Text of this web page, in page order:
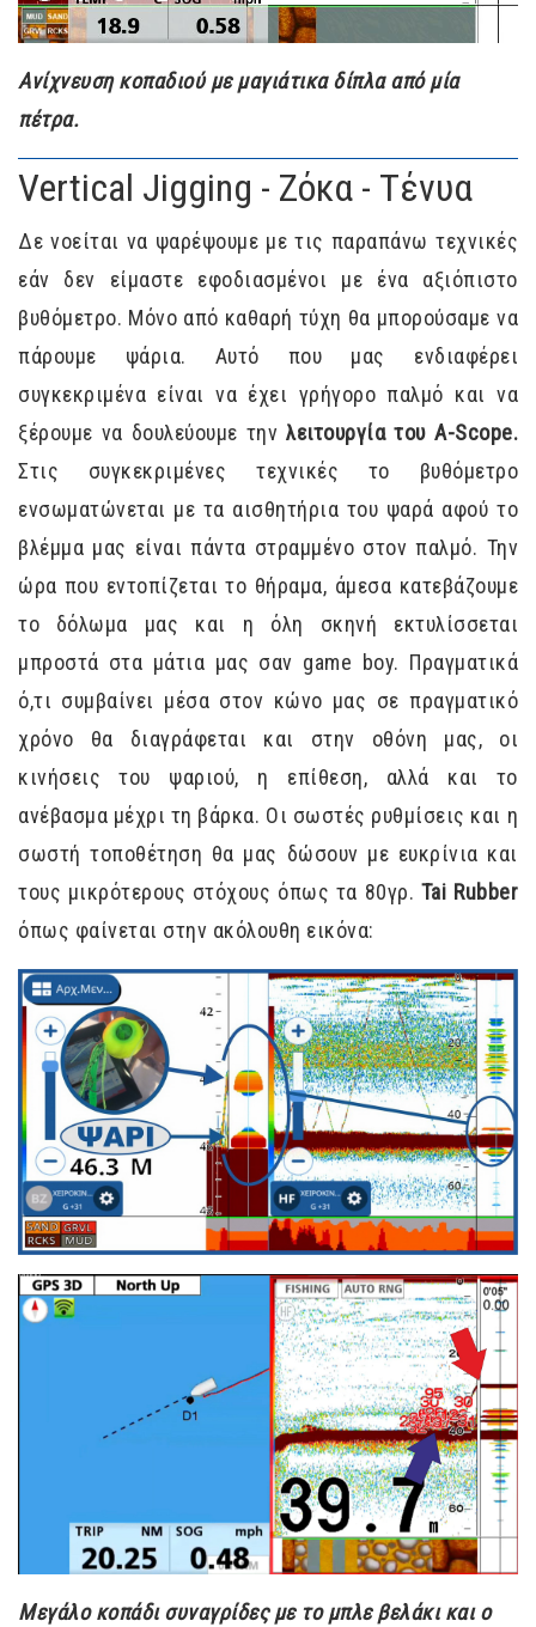
Ανίχνευση κοπαδιού με μαγιάτικα δίπλα από μία
πέτρα.
Vertical Jigging - Ζόκα - Τένυα
Δε νοείται να ψαρέψουμε με τις παραπάνω τεχνικές
εάν δεν είμαστε εφοδιασμένοι με ένα αξιόπιστο
βυθόμετρο. Μόνο από καθαρή τύχη θα μπορούσαμε να
πάρουμε ψάρια. Αυτό που μας ενδιαφέρει
συγκεκριμένα είναι να έχει γρήγορο παλμό και να
ξέρουμε να δουλεύουμε τηνλειτουργία του A-Scope.
Στις συγκεκριμένες τεχνικές το βυθόμετρο
ενσωματώνεται με τα αισθητήρια του ψαρά αφού το
βλέμμα μας είναι πάντα στραμμένο στον παλμό. Την
ώρα που εντοπίζεται το θήραμα, άμεσα κατεβάζουμε
το δόλωμα μας και η όλη σκηνή εκτυλίσσεται
μπροστά στα μάτια μας σαν game boy. Πραγματικά
ό,τι συμβαίνει μέσα στον κώνο μας σε πραγματικό
χρόνο θα διαγράφεται και στην οθόνη μας, οι
κινήσεις του ψαριού, η επίθεση, αλλά και το
ανέβασμα μέχρι τη βάρκα. Οι σωστές ρυθμίσεις και η
σωστή τοποθέτηση θα μας δώσουν με ευκρίνια και
τους μικρότερους στόχους όπως τα 80γρ. Tai Rubber
όπως φαίνεται στην ακόλουθη εικόνα:
Μεγάλο κοπάδι συναγρίδες με το μπλε βελάκι και ο